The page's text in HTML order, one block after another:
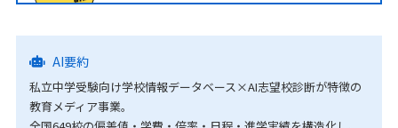
AI要約
私立中学受験向け学校情報データベース×AI志望校診断が特徴の
教育メディア事業。